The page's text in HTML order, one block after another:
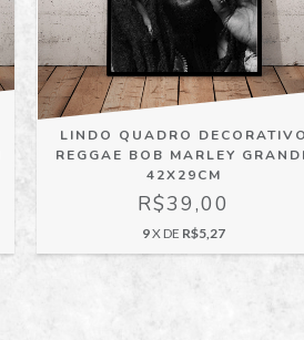
LINDO QUADRO DECORATIVO
REGGAE BOB MARLEY
42X29CM
R$39,00
9X DE R$5,27